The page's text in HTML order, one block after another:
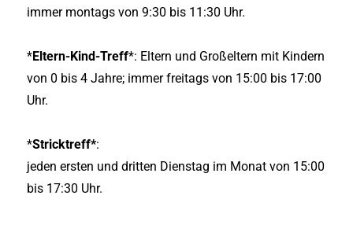
immer montags von 9:30 bis 11:30 Uhr.
*Eltern-Kind-Treff*: Eltern und Großeltern mit Kindern
von 0 bis 4 Jahre; immer freitags von 15:00 bis 17:00
Uhr.
*Stricktreff*:
jeden ersten und dritten Dienstag im Monat von 15:00
bis 17:30 Uhr.